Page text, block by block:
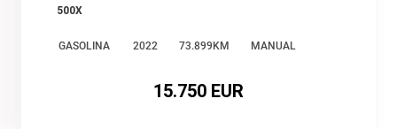
500X
GASOLINA 2022 73.899KM MANUAL
15.750 EUR